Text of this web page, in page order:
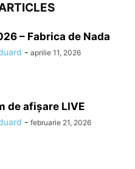
– Fabrica de Nada
- aprilie 11, 2026
de afișare LIVE
- februarie 21, 2026